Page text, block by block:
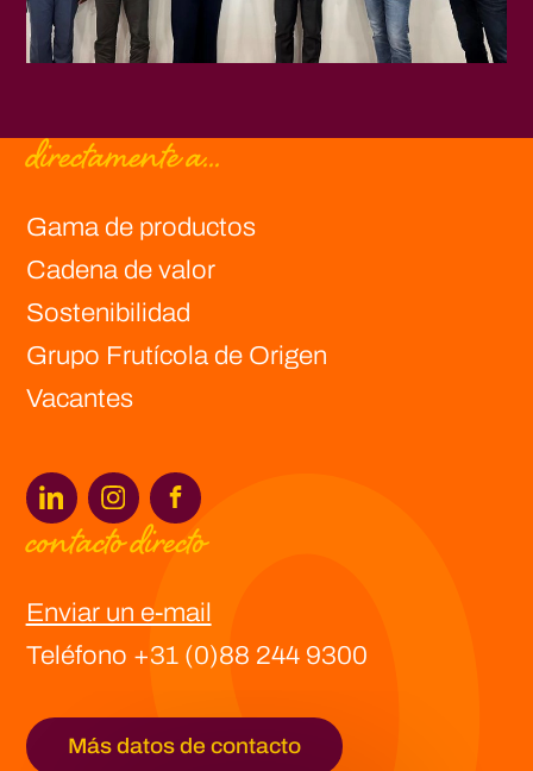
Spain -Origin Fruit Spain
directamente a...
Gama de productos
Cadena de valor
Sostenibilidad
Grupo Frutícola de Origen
Vacantes
contacto directo
Enviar un e-mail
Teléfono +31 (0)88 244 9300
Más datos de contacto